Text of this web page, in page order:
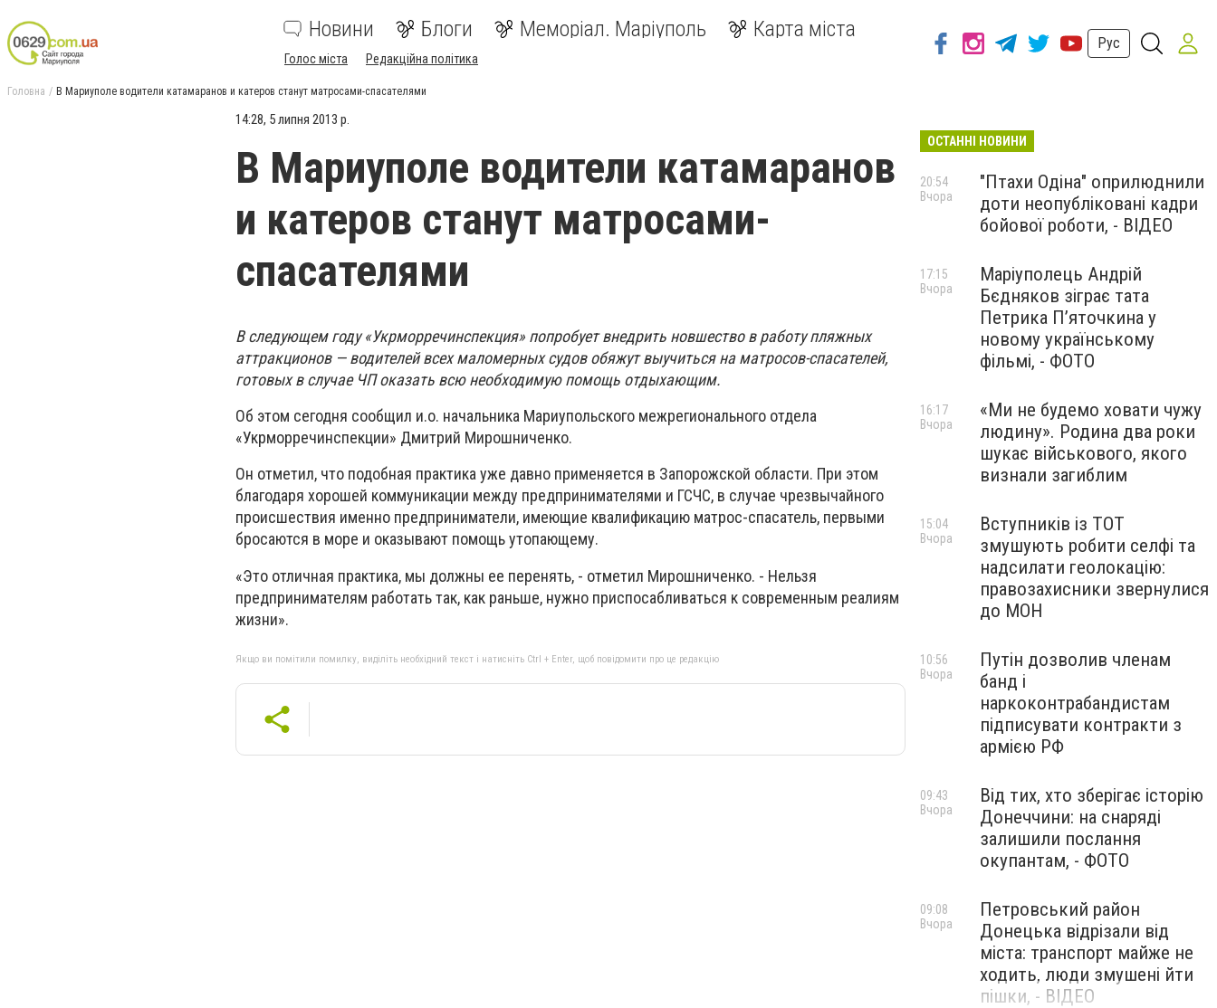
Новини Блоги Меморіал. Маріуполь Карта міста
Голос міста Редакційна політика
Рус
Головна В Мариуполе водители катамаранов и катеров станут матросами-спасателями
14:28, 5 липня 2013 р.
В Мариуполе водители катамаранов
и катеров станут матросами-
спасателями
В следующем году «Укрморречинспекция» попробует внедрить новшество в работу пляжных
аттракционов — водителей всех маломерных судов обяжут выучиться на матросов-спасателей,
готовых в случае ЧП оказать всю необходимую помощь отдыхающим.
Об этом сегодня сообщил и.о. начальника Мариупольского межрегионального отдела
«Укрморречинспекции» Дмитрий Мирошниченко.
Он отметил, что подобная практика уже давно применяется в Запорожской области. При этом
благодаря хорошей коммуникации между предпринимателями и ГСЧС, в случае чрезвычайного
происшествия именно предприниматели, имеющие квалификацию матрос-спасатель, первыми
бросаются в море и оказывают помощь утопающему.
«Это отличная практика, мы должны ее перенять, - отметил Мирошниченко. - Нельзя
предпринимателям работать так, как раньше, нужно приспосабливаться к современным реалиям
жизни».
Якщо ви помітили помилку, виділіть необхідний текст і натисніть Ctrl + Enter, щоб повідомити про це редакцію
ОСТАННІ НОВИНИ
"Птахи Одіна" оприлюднили
доти неопубліковані кадри
бойової роботи, - ВІДЕО
20:54
Вчора
Маріуполець Андрій
Бєдняков зіграє тата
Петрика П’яточкина у
новому українському
фільмі, - ФОТО
17:15
Вчора
«Ми не будемо ховати чужу
людину». Родина два роки
шукає військового, якого
визнали загиблим
16:17
Вчора
Вступників із ТОТ
змушують робити селфі та
надсилати геолокацію:
правозахисники звернулися
до МОН
15:04
Вчора
Путін дозволив членам
банд і
наркоконтрабандистам
підписувати контракти з
армією РФ
10:56
Вчора
Від тих, хто зберігає історію
Донеччини: на снаряді
залишили послання
окупантам, - ФОТО
09:43
Вчора
Петровський район
Донецька відрізали від
міста: транспорт майже не
ходить, люди змушені йти
пішки, - ВІДЕО
09:08
Вчора